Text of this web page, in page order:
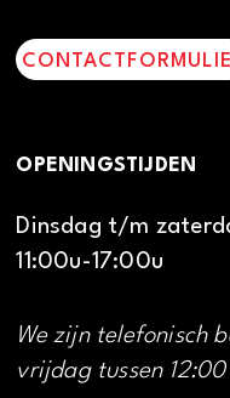
OPENINGSTIJDEN
Dinsdag t/m
11:00u-17:00u
We zijn telefonisch
vrijdag tussen